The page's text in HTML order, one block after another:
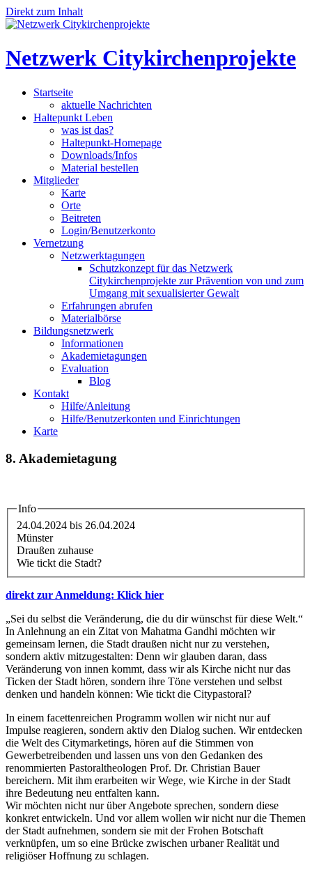
Direkt zum Inhalt
Netzwerk Citykirchenprojekte
Startseite
aktuelle Nachrichten
Haltepunkt Leben
was ist das?
Haltepunkt-Homepage
Downloads/Infos
Material bestellen
Mitglieder
Karte
Orte
Beitreten
Login/Benutzerkonto
Vernetzung
Netzwerktagungen
Schutzkonzept für das Netzwerk
Citykirchenprojekte zur Prävention von und zum
Umgang mit sexualisierter Gewalt
Erfahrungen abrufen
Materialbörse
Bildungsnetzwerk
Informationen
Akademietagungen
Evaluation
Blog
Kontakt
Hilfe/Anleitung
Hilfe/Benutzerkonten und Einrichtungen
Karte
8. Akademietagung
Info
24.04.2024 bis 26.04.2024
Münster
Draußen zuhause
Wie tickt die Stadt?
direkt zur Anmeldung: Klick hier
„Sei du selbst die Veränderung, die du dir wünschst für diese Welt.“
In Anlehnung an ein Zitat von Mahatma Gandhi möchten wir
gemeinsam lernen, die Stadt draußen nicht nur zu verstehen,
sondern aktiv mitzugestalten: Denn wir glauben daran, dass
Veränderung von innen kommt, dass wir als Kirche nicht nur das
Ticken der Stadt hören, sondern ihre Töne verstehen und selbst
denken und handeln können: Wie tickt die Citypastoral?
In einem facettenreichen Programm wollen wir nicht nur auf
Impulse reagieren, sondern aktiv den Dialog suchen. Wir entdecken
die Welt des Citymarketings, hören auf die Stimmen von
Gewerbetreibenden und lassen uns von den Gedanken des
renommierten Pastoraltheologen Prof. Dr. Christian Bauer
bereichern. Mit ihm erarbeiten wir Wege, wie Kirche in der Stadt
ihre Bedeutung neu entfalten kann.
Wir möchten nicht nur über Angebote sprechen, sondern diese
konkret entwickeln. Und vor allem wollen wir nicht nur die Themen
der Stadt aufnehmen, sondern sie mit der Frohen Botschaft
verknüpfen, um so eine Brücke zwischen urbaner Realität und
religiöser Hoffnung zu schlagen.